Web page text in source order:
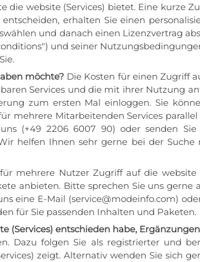
website (Services) bietet. Eine kurze
erhalten Sie einen
und danach einen Lizenzvertrag
und seiner
möchte? Die Kosten für einen Zugriff
Services und die mit ihrer Nutzung
zum ersten Mal einloggen. Sie
mehrere Mitarbeitenden Services
(+49 2206 6007 90) oder senden Sie
helfen Ihnen sehr gerne bei der Suche
mehrere Nutzer Zugriff auf die website
anbieten. Bitte sprechen Sie uns gerne
eine E-Mail (service@modeinfo.com)
für Sie passenden Inhalten und Paketen.
entschieden habe,
Dazu folgen Sie als registrierter und
zeigt. Alternativ wenden Sie sich